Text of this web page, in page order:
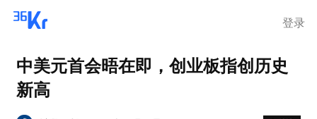
登录
中美元首会晤在即，创业板指创历史
新高